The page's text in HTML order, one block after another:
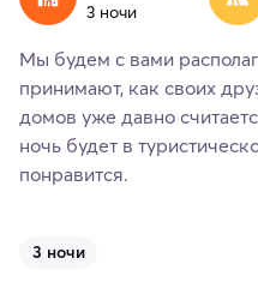
3 ночи
Мы будем с вами
принимают, как своих
домов уже давно
ночь будет в
понравится.
3 ночи